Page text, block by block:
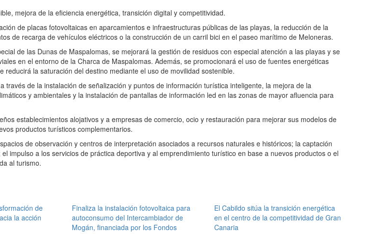
mejora de la eficiencia energética, transición digital y competitividad.
de placas fotovoltaicas en aparcamientos e infraestructuras públicas de las playas, la reducción de la
de recarga de vehículos eléctricos o la construcción de un carril bici en el paseo marítimo de Meloneras.
de las Dunas de Maspalomas, se mejorará la gestión de residuos con especial atención a las playas y se
en el entorno de la Charca de Maspalomas. Además, se promocionará el uso de fuentes energéticas
la saturación del destino mediante el uso de movilidad sostenible.
de la instalación de señalización y puntos de información turística inteligente, la mejora de la
y ambientales y la instalación de pantallas de información led en las zonas de mayor afluencia para
establecimientos alojativos y a empresas de comercio, ocio y restauración para mejorar sus modelos de
productos turísticos complementarios.
de observación y centros de interpretación asociados a recursos naturales e históricos; la captación
impulso a los servicios de práctica deportiva y al emprendimiento turístico en base a nuevos productos o el
al turismo.
de
la acción
Finaliza la instalación fotovoltaica para
autoconsumo del Intercambiador de
Mogán, financiada por los Fondos
El Cabildo sitúa la transición energética
en el centro de la competitividad de Gran
Canaria